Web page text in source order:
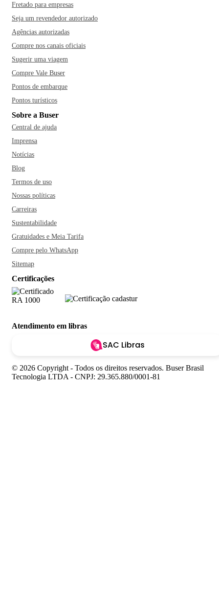
Fretado para empresas
Seja um revendedor autorizado
Agências autorizadas
Compre nos canais oficiais
Sugerir uma viagem
Compre Vale Buser
Pontos de embarque
Pontos turísticos
Sobre a Buser
Central de ajuda
Imprensa
Notícias
Blog
Termos de uso
Nossas políticas
Carreiras
Sustentabilidade
Gratuidades e Meia Tarifa
Compre pelo WhatsApp
Sitemap
Certificações
Atendimento em libras
SAC Libras
© 2026 Copyright - Todos os direitos reservados. Buser Brasil
Tecnologia LTDA - CNPJ: 29.365.880/0001-81